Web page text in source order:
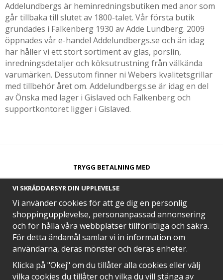
Addelundbergs är heminredningsbutiken med anor som
går tillbaka till slutet av 1800-talet. Vår första butik
grundades i Falkenberg 1930 av Adde Lundberg. 2009
öppnades vår e-handel Addelundbergs.se och än idag
har håller vi ett stort sortiment av glas, porslin,
inredningsdetaljer och köksutrustning från välkända
varumärken. Dessutom finner ni Webers kvalitetsgrillar
med tillbehör året om. Addelundbergs.se är idag en del
av Önska med lager i Gislaved och Falkenberg och
supportkontoret ligger i Gislaved.
TRYGG BETALNING MED​
SNABB LEVERANS MED
VI SKRÄDDARSYR DIN UPPLEVELSE
Vi använder cookies för att ge dig en personlig
shoppingupplevelse, personanpassad annonsering
och för hålla våra webbplatser tillförlitliga och säkra.
För detta ändamål samlar vi in information om
användarna, deras mönster och deras enheter.
Klicka på "Okej" om du tillåter alla cookies eller välj
vilka cookies du tillåter och vilka du vill stänga av